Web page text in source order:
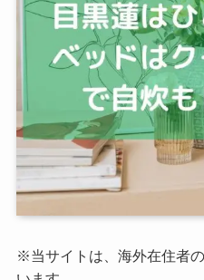
※当サイトは、海外在住者